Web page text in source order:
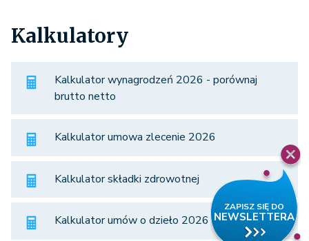
Kalkulatory
Kalkulator wynagrodzeń 2026 - porównaj
brutto netto
Kalkulator umowa zlecenie 2026
Kalkulator składki zdrowotnej
Kalkulator umów o dzieło 2026